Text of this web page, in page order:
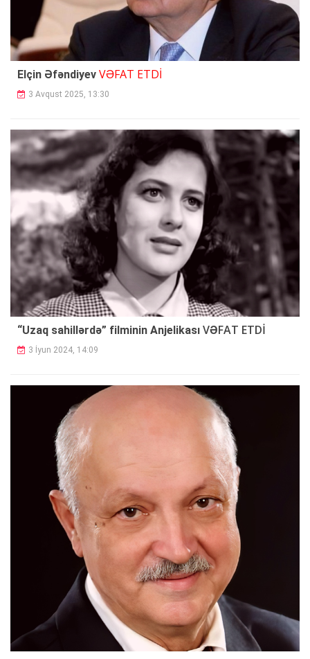
Elçin Əfəndiyev VƏFAT ETDİ
3 Avqust 2025, 13:30
“Uzaq sahillərdə” filminin Anjelikası VƏFAT ETDİ
3 İyun 2024, 14:09